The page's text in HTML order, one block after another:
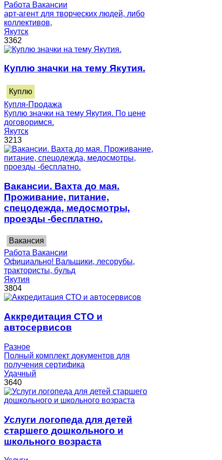
Работа Вакансии
арт-агент для творческих людей, либо
коллективов,
Якутск
3362
Куплю значки на тему Якутия.
Куплю
Купля-Продажа
Куплю значки на тему Якутия. По цене
договоримся.
Якутск
3213
Вакансии. Вахта до мая.
Проживание, питание,
спецодежда, медосмотры,
проезды -бесплатно.
Вакансия
Работа Вакансии
Официально! Вальщики, лесорубы,
трактористы, бульд
Якутия
3804
Аккредитация СТО и
автосервисов
Разное
Полный комплект документов для
получения сертифика
Удачный
3640
Услуги логопеда для детей
старшего дошкольного и
школьного возраста